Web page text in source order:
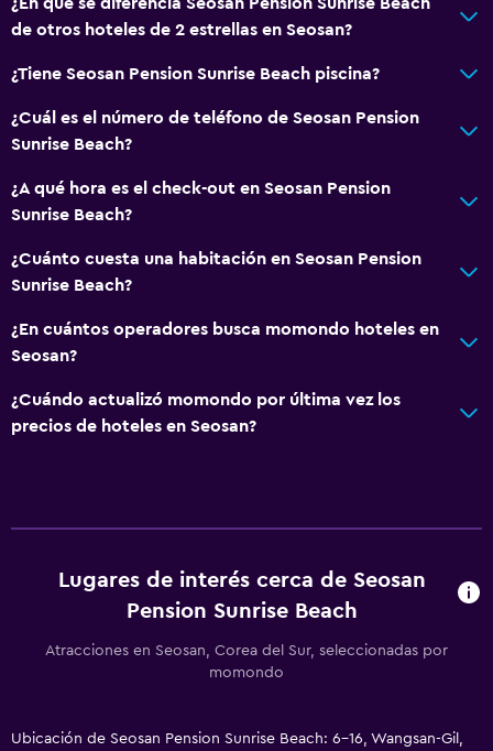
de otros hoteles de 2 estrellas en Seosan?
¿Tiene Seosan Pension Sunrise Beach piscina?
¿Cuál es el número de teléfono de Seosan Pension
Sunrise Beach?
¿A qué hora es el check-out en Seosan Pension
Sunrise Beach?
¿Cuánto cuesta una habitación en Seosan Pension
Sunrise Beach?
¿En cuántos operadores busca momondo hoteles en
Seosan?
¿Cuándo actualizó momondo por última vez los
precios de hoteles en Seosan?
Lugares de interés cerca de Seosan
Pension Sunrise Beach
Atracciones en Seosan, Corea del Sur, seleccionadas por
momondo
Ubicación de Seosan Pension Sunrise Beach: 6-16, Wangsan-Gil,